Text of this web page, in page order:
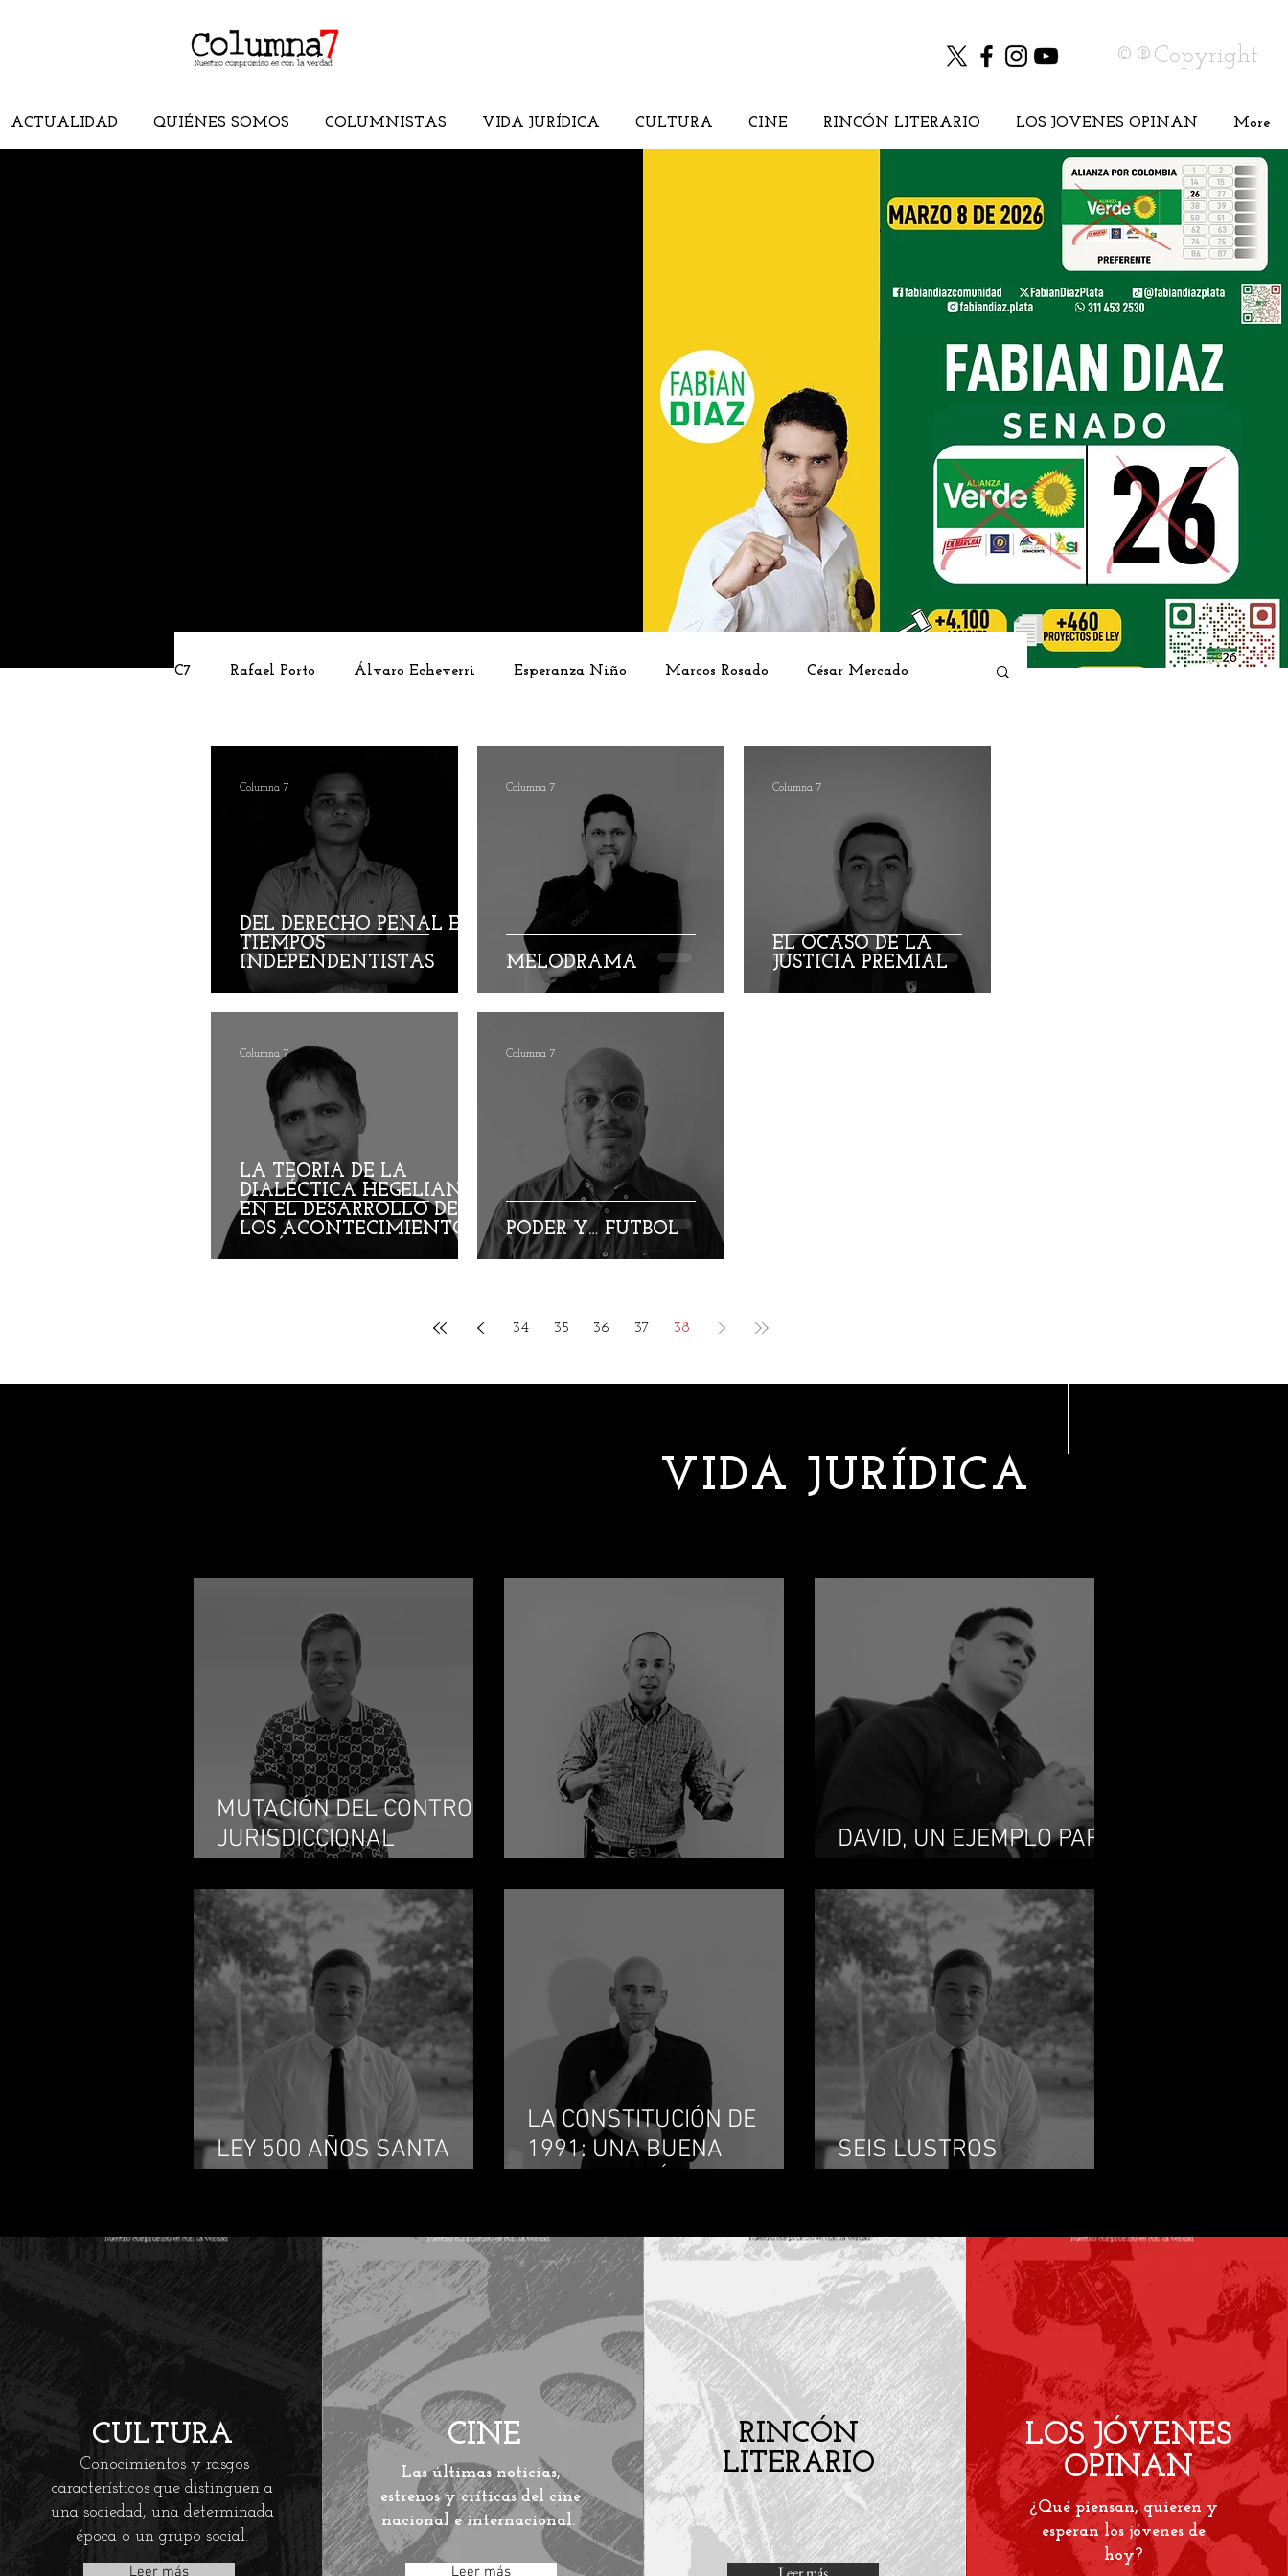
©®Copyright
ACTUALIDAD QUIÉNES SOMOS COLUMNISTAS VIDA JURÍDICA CULTURA CINE RINCÓN LITERARIO LOS JOVENES OPINAN More
C7 Rafael Porto Álvaro Echeverri Esperanza Niño Marcos Rosado César Mercado
Edwuin Agudelo Edimer Latorre Rosember Rivadeneira Andrés Briceño Jorge Elías Caro
Cristian Morelli Columnistas invitados Vida Jurídica Rincón Literario
Conoce el Magdalena Los jóvenes opinan Fare Suárez
Elsie Betancourt Jairo Fontalvo Ricardo Bolaño
Bernardo Carreño Gómez Ricardo Andrés Manrique
Ariel Alberto Quiroga
DEL DERECHO PENAL EN
TIEMPOS
INDEPENDENTISTAS
Columna 7
MELODRAMA
Columna 7
EL OCASO DE LA
JUSTICIA PREMIAL
Columna 7
LA TEORÍA DE LA
DIALÉCTICA HEGELIANA
EN EL DESARROLLO DE
LOS ACONTECIMIENTOS
Columna 7
PODER Y… FÚTBOL
Columna 7
34 35 36 37 38
VIDA JURÍDICA
MUTACIÓN DEL CONTROL
JURISDICCIONAL
DAVID, UN EJEMPLO PARA
LEY 500 AÑOS SANTA
LA CONSTITUCIÓN DE
1991: UNA BUENA
SEIS LUSTROS
CULTURA
Conocimientos y rasgos
característicos que distinguen a
una sociedad, una determinada
época o un grupo social.
Leer más
CINE
Las últimas noticias,
estrenos y críticas del cine
nacional e internacional.
Leer más
RINCÓN
LITERARIO
LOS JÓVENES
OPINAN
¿Qué piensan, quieren y
esperan los jóvenes de
hoy?